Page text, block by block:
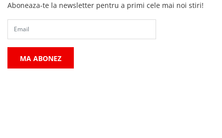
Aboneaza-te la newsletter pentru a primi cele mai noi stiri!
MA ABONEZ